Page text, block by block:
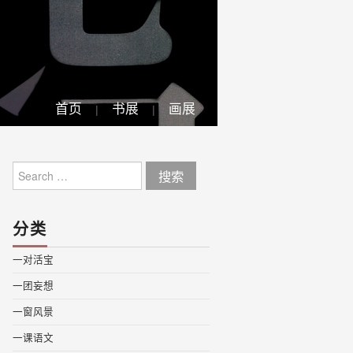
首页 书展 画展
for:
分类
一对活宝
一团妄想
一窗风景
一课语文